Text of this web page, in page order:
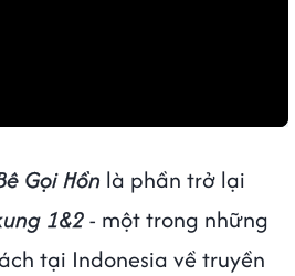
Gọi Hồn là phần trở lại
1&2- một trong những
tại Indonesia về truyền